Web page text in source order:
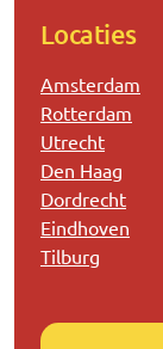
Locaties
Amsterdam
Rotterdam
Utrecht
Den Haag
Dordrecht
Eindhoven
Tilburg